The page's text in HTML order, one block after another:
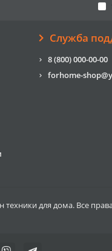
Служба
8 (800) 000-00-00
forhome-
техники для дома. Все